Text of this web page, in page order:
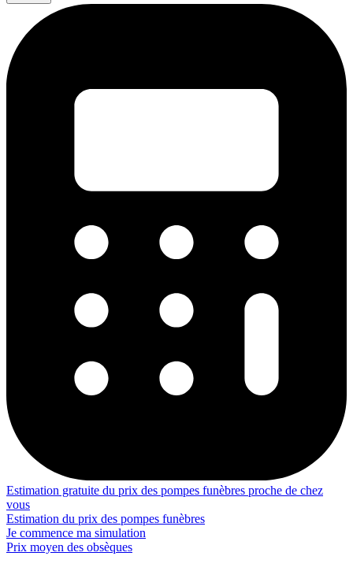
Estimation gratuite du prix des pompes funèbres proche de chez
vous
Estimation du prix des pompes funèbres
Je commence ma simulation
Prix moyen des obsèques